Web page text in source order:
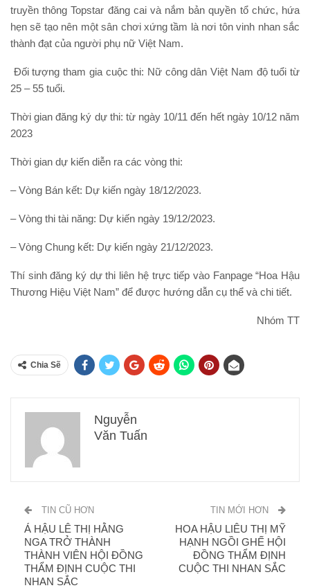
truyền thông Topstar đăng cai và nắm bản quyền tổ chức, hứa
hẹn sẽ tạo nên một sân chơi xứng tầm là nơi tôn vinh nhan sắc
thành đạt của người phụ nữ Việt Nam.
Đối tượng tham gia cuộc thi: Nữ công dân Việt Nam độ tuổi từ
25 – 55 tuổi.
Thời gian đăng ký dự thi: từ ngày 10/11 đến hết ngày 10/12 năm
2023
Thời gian dự kiến diễn ra các vòng thi:
– Vòng Bán kết: Dự kiến ngày 18/12/2023.
– Vòng thi tài năng: Dự kiến ngày 19/12/2023.
– Vòng Chung kết: Dự kiến ngày 21/12/2023.
Thí sinh đăng ký dự thi liên hệ trực tiếp vào Fanpage “Hoa Hậu
Thương Hiệu Việt Nam” để được hướng dẫn cụ thể và chi tiết.
Nhóm TT
Chia Sẽ
Nguyễn
Văn Tuấn
TIN CŨ HƠN
Á HẬU LÊ THỊ HẰNG
NGA TRỞ THÀNH
THÀNH VIÊN HỘI ĐỒNG
THẨM ĐỊNH CUỘC THI
NHAN SẮC
TIN MỚI HƠN
HOA HẬU LIÊU THỊ MỸ
HẠNH NGỒI GHẾ HỘI
ĐỒNG THẨM ĐỊNH
CUỘC THI NHAN SẮC